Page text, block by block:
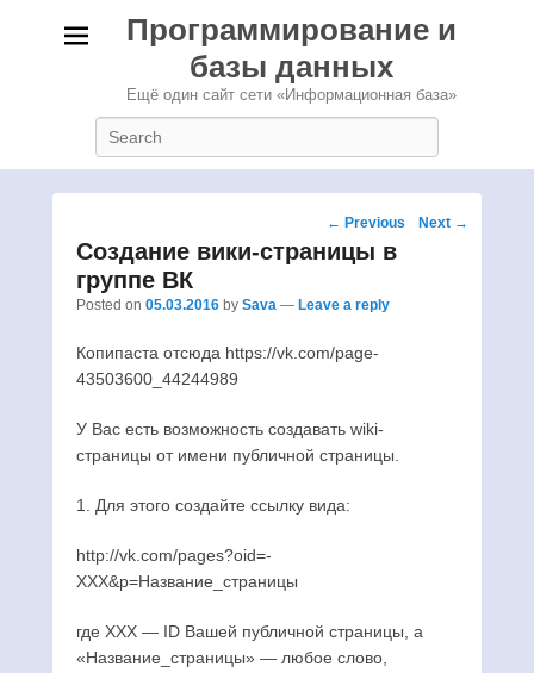
Программирование и
базы данных
Ещё один сайт сети «Информационная база»
Post
navigation
← Previous Next →
Создание вики-страницы в
группе ВК
Posted on 05.03.2016 by Sava — Leave a reply
Копипаста отсюда https://vk.com/page-
43503600_44244989
У Вас есть возможность создавать wiki-
страницы от имени публичной страницы.
1. Для этого создайте ссылку вида:
http://vk.com/pages?oid=-
XXX&p=Нaзвание_страницы
где XXX — ID Вашей публичной страницы, а
«Название_страницы» — любое слово,